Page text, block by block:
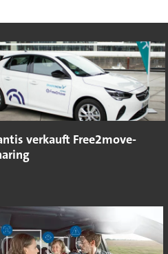
verkauft Free2move-